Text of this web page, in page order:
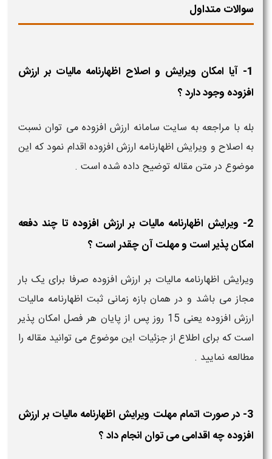
سوالات متداول
1- آیا امکان ویرایش و اصلاح اظهارنامه مالیات بر ارزش
افزوده وجود دارد ؟
بله با مراجعه به سایت سامانه ارزش افزوده می توان نسبت
به اصلاح و ویرایش اظهارنامه ارزش افزوده اقدام نمود که این
موضوع در متن مقاله توضیح داده شده است .
2- ویرایش اظهارنامه مالیات بر ارزش افزوده تا چند دفعه
امکان پذیر است و مهلت آن چقدر است ؟
ویرایش اظهارنامه مالیات بر ارزش افزوده صرفا برای یک بار
مجاز می باشد و در همان بازه زمانی ثبت اظهارنامه مالیات
ارزش افزوده یعنی 15 روز پس از پایان هر فصل امکان پذیر
است که برای اطلاع از جزئیات این موضوع می توانید مقاله را
مطالعه نمایید .
3- در صورت اتمام مهلت ویرایش اظهارنامه مالیات بر ارزش
افزوده چه اقدامی می توان انجام داد ؟